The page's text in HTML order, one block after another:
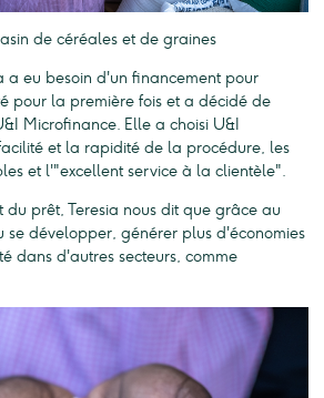
de céréales et de graines
a eu besoin d'un financement pour
pour la première fois et a décidé de
Microfinance. Elle a choisi U&I
et la rapidité de la procédure, les
et l'"excellent service à la clientèle".
du prêt, Teresia nous dit que grâce au
se développer, générer plus d'économies
dans d'autres secteurs, comme